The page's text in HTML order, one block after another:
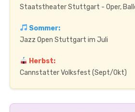
Staatstheater Stuttgart - Oper,
Sommer:
Jazz Open Stuttgart im Juli
Herbst:
Cannstatter Volksfest (Sept/Okt)